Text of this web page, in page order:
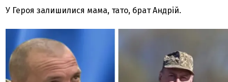
У Героя залишилися мама, тато, брат Андрій.